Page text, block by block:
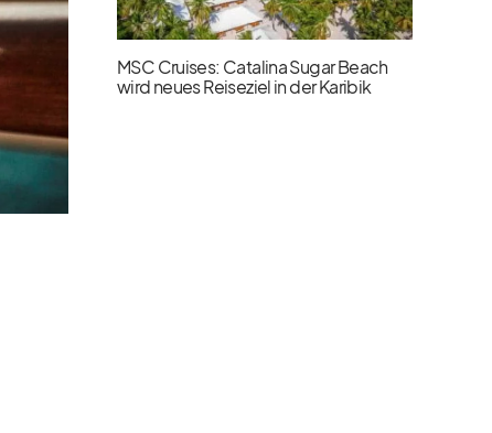
MSC Cruises: Catalina Sugar Beach
wird neues Reiseziel in der Karibik